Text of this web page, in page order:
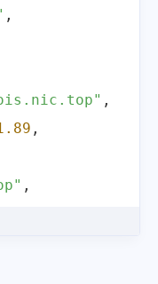
,
,
,
,